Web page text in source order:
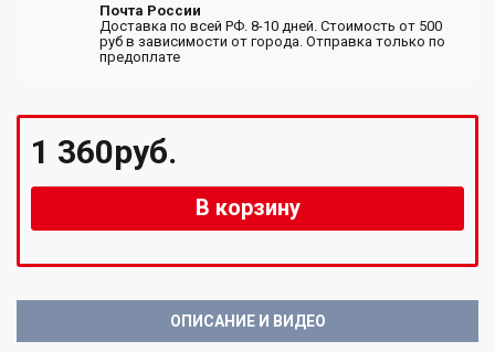
Почта России
Доставка по всей РФ. 8-10 дней. Стоимость от 500
руб в зависимости от города. Отправка только по
предоплате
1 360руб.
В корзину
ОПИСАНИЕ И ВИДЕО